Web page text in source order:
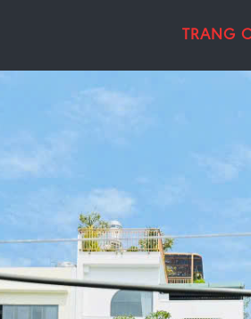
TRANG